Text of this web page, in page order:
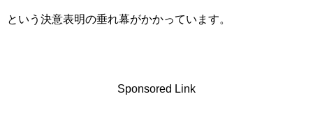
という決意表明の垂れ幕がかかっています。
Sponsored Link